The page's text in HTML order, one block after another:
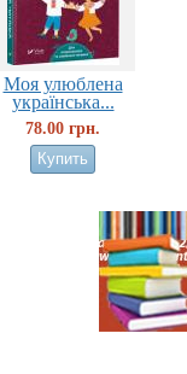
Моя улюблена
українська...
78.00 грн.